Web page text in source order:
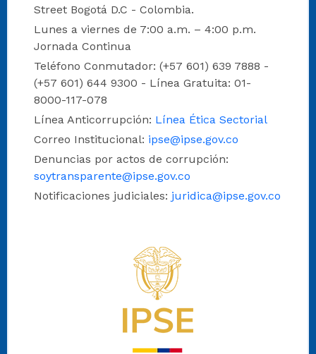
Street Bogotá D.C - Colombia.
Lunes a viernes de 7:00 a.m. – 4:00 p.m.
Jornada Continua
Teléfono Conmutador: (+57 601) 639 7888 -
(+57 601) 644 9300 - Línea Gratuita: 01-
8000-117-078
Línea Anticorrupción: Línea Ética Sectorial
Correo Institucional: ipse@ipse.gov.co
Denuncias por actos de corrupción:
soytransparente@ipse.gov.co
Notificaciones judiciales: juridica@ipse.gov.co